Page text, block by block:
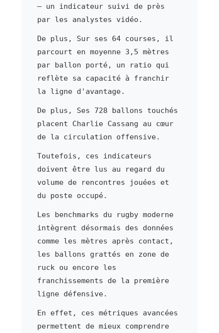
— un indicateur suivi de près
par les analystes vidéo.
De plus, Sur ses 64 courses, il
parcourt en moyenne 3,5 mètres
par ballon porté, un ratio qui
reflète sa capacité à franchir
la ligne d'avantage.
De plus, Ses 728 ballons touchés
placent Charlie Cassang au cœur
de la circulation offensive.
Toutefois, ces indicateurs
doivent être lus au regard du
volume de rencontres jouées et
du poste occupé.
Les benchmarks du rugby moderne
intègrent désormais des données
comme les mètres après contact,
les ballons grattés en zone de
ruck ou encore les
franchissements de la première
ligne défensive.
En effet, ces métriques avancées
permettent de mieux comprendre